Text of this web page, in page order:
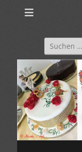
Suchen
nach: